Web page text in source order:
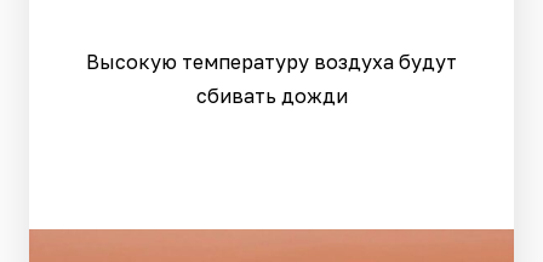
Высокую температуру воздуха будут
сбивать дожди